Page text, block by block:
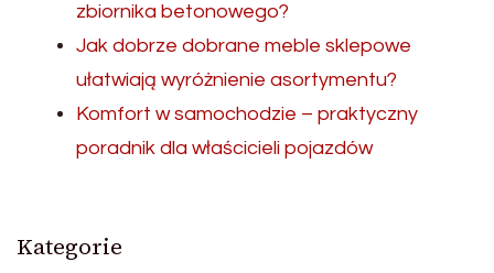
zbiornika betonowego?
Jak dobrze dobrane meble sklepowe
ułatwiają wyróżnienie asortymentu?
Komfort w samochodzie – praktyczny
poradnik dla właścicieli pojazdów
Kategorie